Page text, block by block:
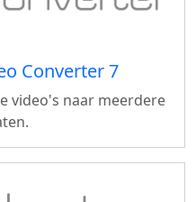
Converter 7
video's naar meerdere